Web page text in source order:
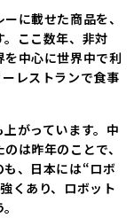
に載せた商品を、
ここ数年、非対
中心に世界中で利
レストランで食事
がっています。中
は昨年のことで、
、日本には“ロボ
くあり、ロボット